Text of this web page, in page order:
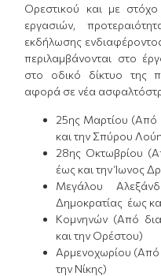
Ορεστικού και με
εργασιών,
εκδήλωσης
περιλαμβάνονται στο
στο οδικό δίκτυο της
αφορά σε νέα
25ης Μαρτίου
και την Σπύρου
28ης Οκτωβρίου
έως και την Ίωνος
Μεγάλου
Δημοκρατίας έως
Κομνηνών (Από
και την Ορέστου)
Αρμενοχωρίου
την Νίκης)